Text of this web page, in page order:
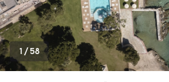
1 /58